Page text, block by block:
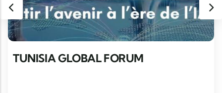
TUNISIA GLOBAL FORUM